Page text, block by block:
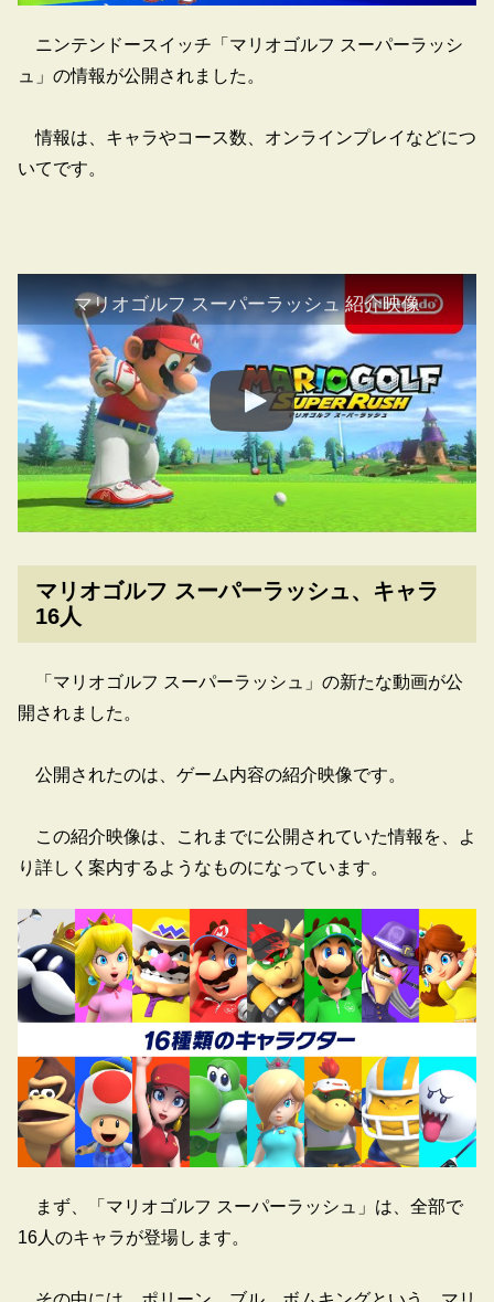
ニンテンドースイッチ「マリオゴルフ スーパーラッシ
ュ」の情報が公開されました。
情報は、キャラやコース数、オンラインプレイなどにつ
いてです。
マリオゴルフ スーパーラッシュ 紹介映像
マリオゴルフ スーパーラッシュ、キャラ
16人
「マリオゴルフ スーパーラッシュ」の新たな動画が公
開されました。
公開されたのは、ゲーム内容の紹介映像です。
この紹介映像は、これまでに公開されていた情報を、よ
り詳しく案内するようなものになっています。
まず、「マリオゴルフ スーパーラッシュ」は、全部で
16人のキャラが登場します。